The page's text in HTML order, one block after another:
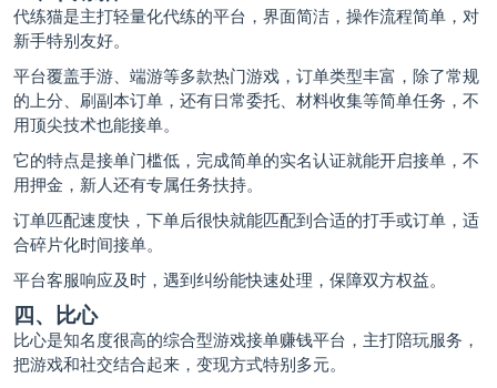
代练猫是主打轻量化代练的平台，界面简洁，操作流程简单，对
新手特别友好。
平台覆盖手游、端游等多款热门游戏，订单类型丰富，除了常规
的上分、刷副本订单，还有日常委托、材料收集等简单任务，不
用顶尖技术也能接单。
它的特点是接单门槛低，完成简单的实名认证就能开启接单，不
用押金，新人还有专属任务扶持。
订单匹配速度快，下单后很快就能匹配到合适的打手或订单，适
合碎片化时间接单。
平台客服响应及时，遇到纠纷能快速处理，保障双方权益。
四、比心
比心是知名度很高的综合型游戏接单赚钱平台，主打陪玩服务，
把游戏和社交结合起来，变现方式特别多元。